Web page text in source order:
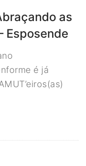
as
Esposende
é já